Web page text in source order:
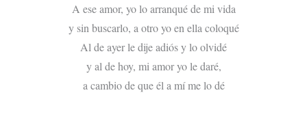
A ese amor, yo lo arranqué de mi vida
y sin buscarlo, a otro yo en ella coloqué
Al de ayer le dije adiós y lo olvidé
y al de hoy, mi amor yo le daré,
a cambio de que él a mí me lo dé